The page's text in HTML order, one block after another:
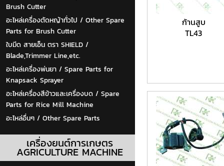
Brush Cutter
อะไหล่เครื่องตัดหญ้าทั่วไป / Other Spare
Parts for Brush Cutter
ใบมีด สายเอ็น ตรา SHIELD /
Blade,Trimmer Line,etc.
อะไหล่เครื่องพ่นยา / Spare Parts for
Knapsack Sprayer
อะไหล่เครื่องสีข้าวและเครื่องบด / Spare
Parts for Rice Mill Machine
อะไหล่อื่นๆ / Other Spare Parts
เครื่องยนต์การเกษตร
AGRICULTURE MACHINE
ก้านสูบ
TL43